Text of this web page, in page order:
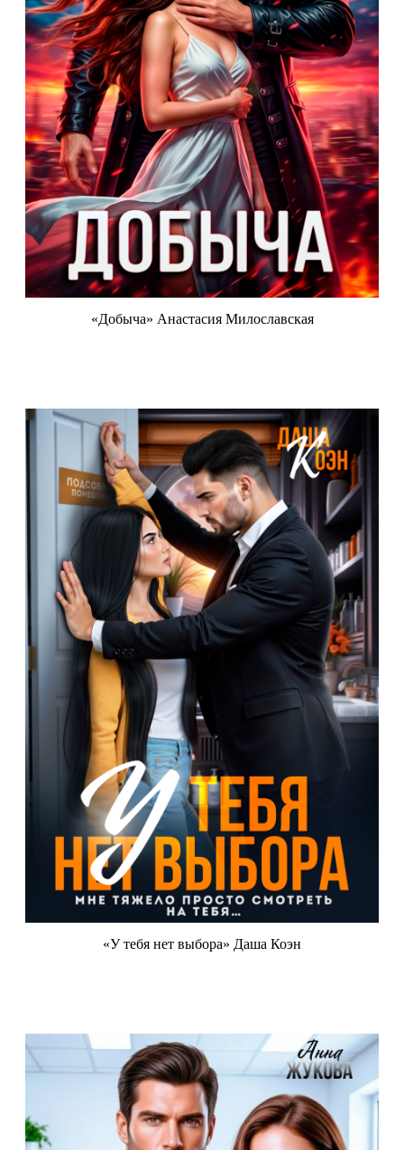
«Добыча» Анастасия Милославская
«У тебя нет выбора» Даша Коэн